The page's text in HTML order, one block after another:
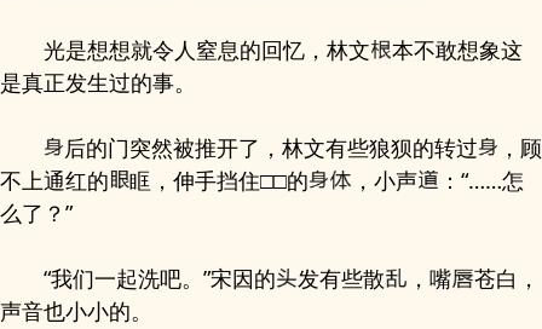
光是想想就令人窒息的回忆，林文
本不敢想象这
是真正发生过的事。
后的门突然被推开了，林文有些狼狈的转过
，顾
不上通红的
眶，伸手挡住□□的 ，小声
：“……怎
么了？”
“我们一起洗吧。”宋因的 发有些散 ，嘴
苍白，
声音也小小的。